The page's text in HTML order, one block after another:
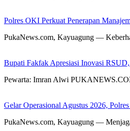
Polres OKI Perkuat Penerapan
PukaNews.com, Kayuagung —
Bupati Fakfak Apresiasi Inovasi
Pewarta: Imran Alwi
Gelar Operasional Agustus 2026,
PukaNews.com, Kayuagung —